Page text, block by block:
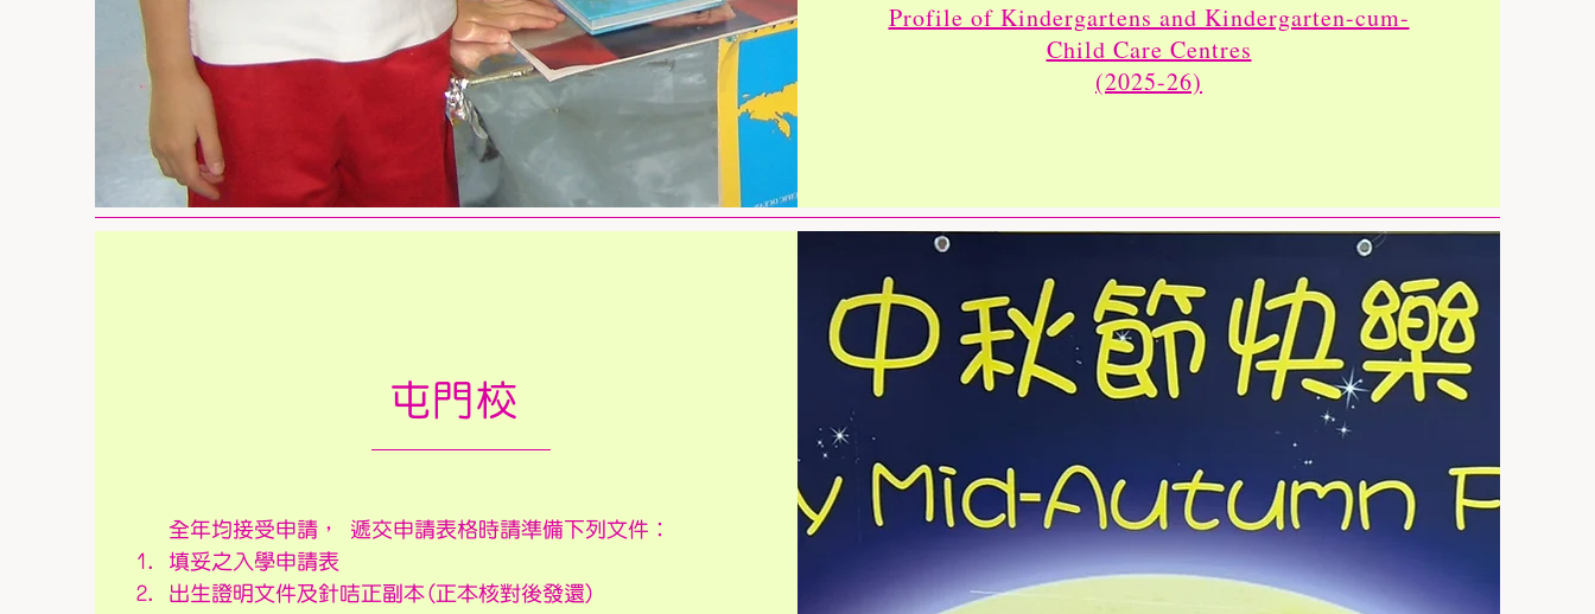
Profile of Kindergartens and Kindergarten-cum-
Child Care Centres
(2025-26)
屯門校
全年均接受申請， 遞交申請表格時請準備下列文件︰
填妥之入學申請表
出生證明文件及針咭正副本(正本核對後發還)